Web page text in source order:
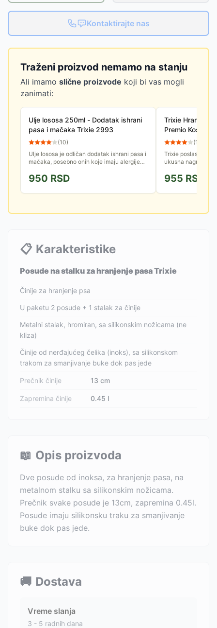
Kontaktirajte nas
Traženi proizvod nemamo na stanju
Ali imamo slične proizvode koji bi vas mogli
zanimati:
Ulje lososa 250ml - Dodatak ishrani
pasa i mačaka Trixie 2993
(10)
Ulje lososa je odličan dodatak ishrani pasa i
mačaka, posebno onih koje imaju alergije
odlično je za...
950 RSD
Trixie Hrana Za
Premio Koskice
31802
(11
Trixie poslastice
ukusna nagrada
se nalaze koske
955 RSD
📋 Karakteristike
Posude na stalku za hranjenje pasa Trixie
Činije za hranjenje psa
U paketu 2 posude + 1 stalak za činije
Metalni stalak, hromiran, sa silikonskim nožicama (ne
kliza)
Činije od nerđajućeg čelika (inoks), sa silikonskom
trakom za smanjivanje buke dok pas jede
Prečnik činije 13 cm
Zapremina činije 0.45 l
📖 Opis proizvoda
Dve posude od inoksa, za hranjenje pasa, na
metalnom stalku sa silikonskim nožicama.
Prečnik svake posude je 13cm, zapremina 0.45l.
Posude imaju silikonsku traku za smanjivanje
buke dok pas jede.
🚚 Dostava
Vreme slanja
3 - 5 radnih dana